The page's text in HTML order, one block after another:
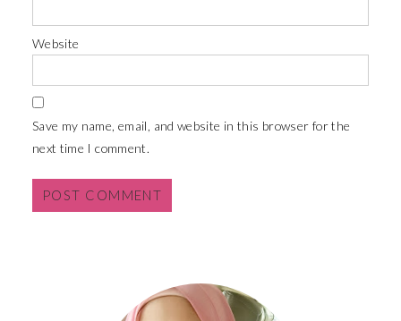
Website
Save my name, email, and website in this browser for the
next time I comment.